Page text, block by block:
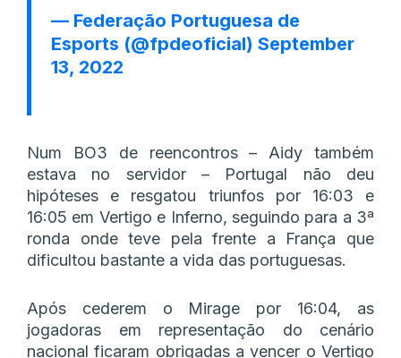
— Federação Portuguesa de
Esports (@fpdeoficial) September
13, 2022
Num BO3 de reencontros – Aidy também
estava no servidor – Portugal não deu
hipóteses e resgatou triunfos por 16:03 e
16:05 em Vertigo e Inferno, seguindo para a 3ª
ronda onde teve pela frente a França que
dificultou bastante a vida das portuguesas.
Após cederem o Mirage por 16:04, as
jogadoras em representação do cenário
nacional ficaram obrigadas a vencer o Vertigo